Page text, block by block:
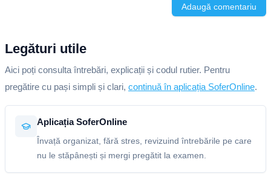
Adaugă comentariu
Legături utile
Aici poți consulta întrebări, explicații și codul rutier. Pentru
pregătire cu pași simpli și clari, continuă în aplicația SoferOnline.
Aplicația SoferOnline
Învață organizat, fără stres, revizuind întrebările pe care
nu le stăpânești și mergi pregătit la examen.